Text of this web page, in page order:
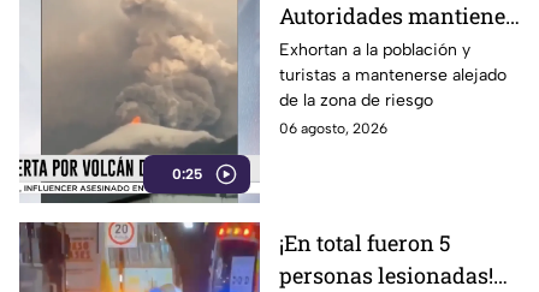
0:25
Autoridades mantienen
monitoreo ante la
actividad volcánica
Exhortan a la población y
turistas a mantenerse alejado
de la zona de riesgo
06 agosto, 2026
¡En total fueron 5
personas lesionadas!